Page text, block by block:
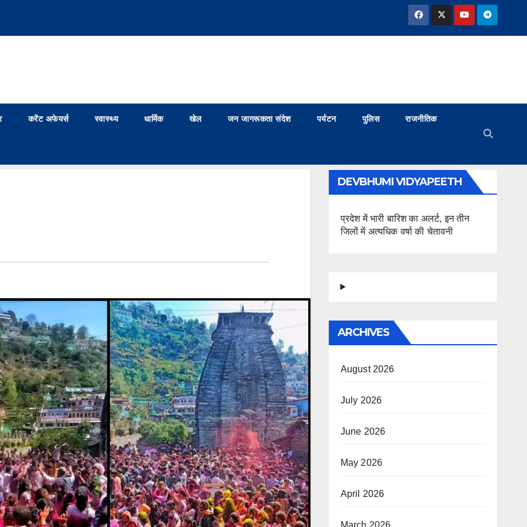
करेंट अफेयर्स स्वास्थ्य धार्मिक खेल जन जागरूकता संदेश पर्यटन पुलिस राजनीतिक
DEVBHUMI VIDYAPEETH
प्रदेश में भारी बारिश का अलर्ट, इन तीन
जिलों में अत्यधिक वर्षा की चेतावनी
ARCHIVES
August 2026
July 2026
June 2026
May 2026
April 2026
March 2026